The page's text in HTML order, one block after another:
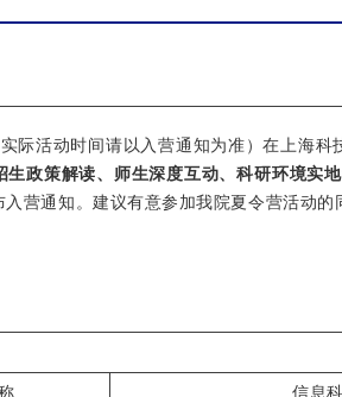
际活动时间请以入营通知为准）在上海科
生政策解读、师生深度互动、科研环境实
入营通知。建议有意参加我院夏令营活动的
信息